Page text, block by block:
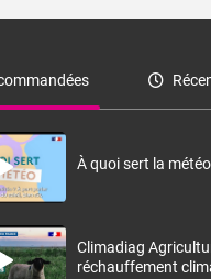
À quoi sert la
Climadiag
réchauffement